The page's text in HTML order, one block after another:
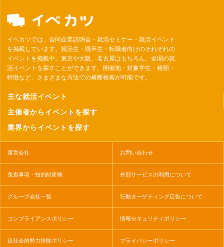
イベカツでは、合同企業説明会・就活セミナー・就活イベント
を掲載しています。就活生・既卒生・転職者向けのそれぞれの
イベントを掲載中。東京や大阪、名古屋はもちろん、全国の就
活イベントを探すことができます。開催地・対象学生・種類・
特徴など、さまざまな方法での横断検索が可能です。
主な就活イベント
主催者からイベントを探す
業界からイベントを探す
運営会社 お問い合わせ
免責事項・知的財産権 外部サービスの利用について
グループ会社一覧 行動ターゲティング広告について
コンプライアンスポリシー 情報セキュリティポリシー
反社会的勢力排除ポリシー プライバシーポリシー